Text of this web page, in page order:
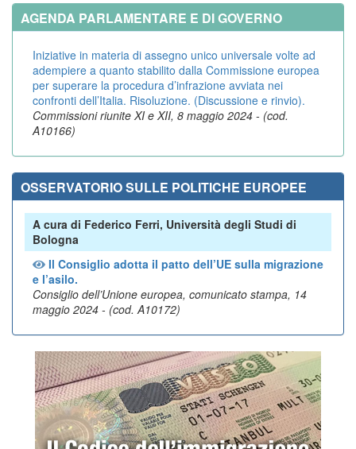
AGENDA PARLAMENTARE E DI GOVERNO
Iniziative in materia di assegno unico universale volte ad
adempiere a quanto stabilito dalla Commissione europea
per superare la procedura d’infrazione avviata nei
confronti dell’Italia. Risoluzione. (Discussione e rinvio).
Commissioni riunite XI e XII, 8 maggio 2024 - (cod.
A10166)
OSSERVATORIO SULLE POLITICHE EUROPEE
A cura di Federico Ferri, Università degli Studi di
Bologna
Il Consiglio adotta il patto dell’UE sulla migrazione
e l’asilo.
Consiglio dell’Unione europea, comunicato stampa, 14
maggio 2024 - (cod. A10172)